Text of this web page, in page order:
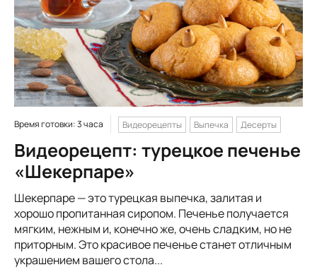
Время готовки: 3 часа Видеорецепты Выпечка Десерты
Видеорецепт: турецкое печенье
«Шекерпаре»
Шекерпаре — это турецкая выпечка, залитая и
хорошо пропитанная сиропом. Печенье получается
мягким, нежным и, конечно же, очень сладким, но не
приторным. Это красивое печенье станет отличным
украшением вашего стола...